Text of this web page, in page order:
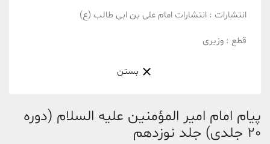
پیام امام امیر المؤمنین علیه السلام (دوره
20 جلدی) جلد نوزدهم
انتشارات : انتشارات امام علی بن ابی طالب (ع)
قطع : وزیری
بستن